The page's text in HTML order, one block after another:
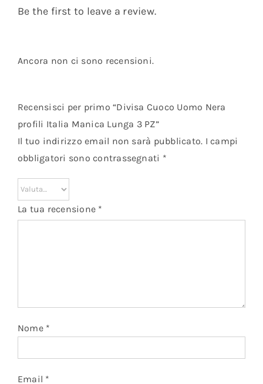
Be the first to leave a review.
Ancora non ci sono recensioni.
Recensisci per primo “Divisa Cuoco Uomo Nera
profili Italia Manica Lunga 3 PZ”
Il tuo indirizzo email non sarà pubblicato. I campi
obbligatori sono contrassegnati *
La tua recensione *
Nome *
Email *